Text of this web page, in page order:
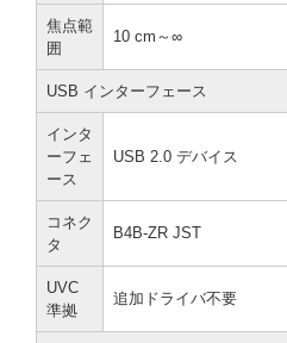
焦点範
囲
10 cm～∞
USB インターフェース
インタ
ーフェ
ース
USB 2.0 デバイス
コネク
タ
B4B-ZR JST
UVC
準拠
追加ドライバ不要